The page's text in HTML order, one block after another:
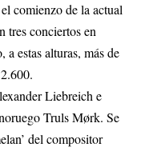
comienzo de la actual
tres conciertos en
a estas alturas, más de
Liebreich e
Truls Mørk. Se
del compositor